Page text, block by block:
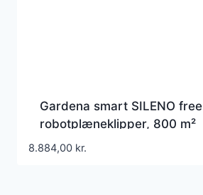
Gardena smart SILENO free
robotplæneklipper, 800 m²
8.884,00 kr.